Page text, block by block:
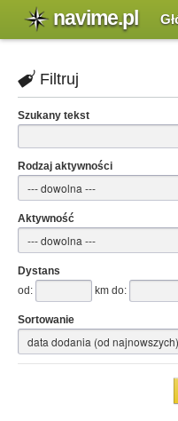
navime.pl
Filtruj
Szukany tekst
Rodzaj aktywności
Aktywność
Dystans
od:
km do:
Sortowanie